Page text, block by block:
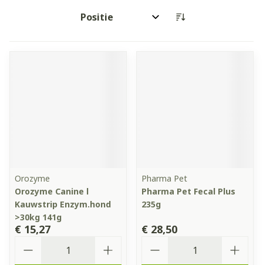
Sorteer op:
Orozyme
Orozyme Canine l
Kauwstrip Enzym.hond
>30kg 141g
€ 15,27
Pharma Pet
Pharma Pet Fecal Plus
235g
€ 28,50